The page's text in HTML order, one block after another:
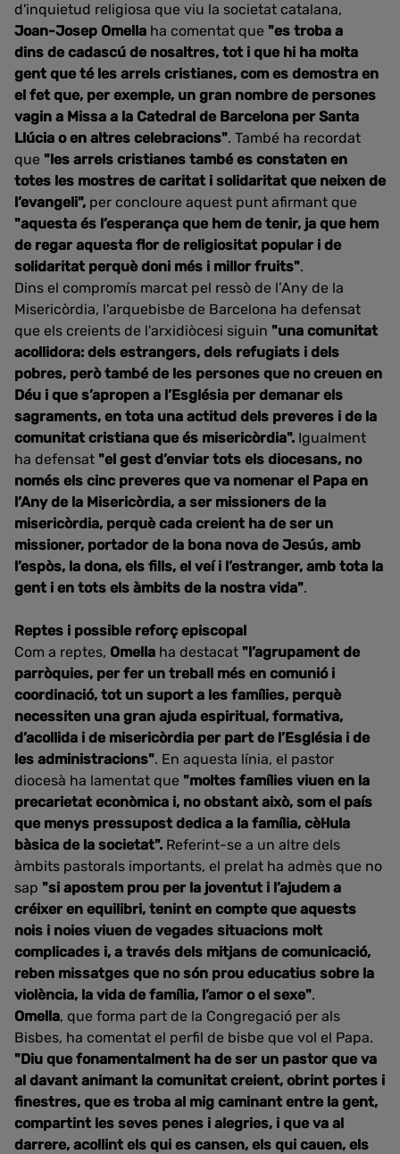
d'inquietud religiosa que viu la societat catalana,
Joan-Josep Omella ha comentat que "es troba a
dins de cadascú de nosaltres, tot i que hi ha molta
gent que té les arrels cristianes, com es demostra en
el fet que, per exemple, un gran nombre de persones
vagin a Missa a la Catedral de Barcelona per Santa
Llúcia o en altres celebracions". També ha recordat
que "les arrels cristianes també es constaten en
totes les mostres de caritat i solidaritat que neixen de
l’evangeli", per concloure aquest punt afirmant que
"aquesta és l’esperança que hem de tenir, ja que hem
de regar aquesta flor de religiositat popular i de
solidaritat perquè doni més i millor fruits".
Dins el compromís marcat pel ressò de l’Any de la
Misericòrdia, l'arquebisbe de Barcelona ha defensat
que els creients de l'arxidiòcesi siguin "una comunitat
acollidora: dels estrangers, dels refugiats i dels
pobres, però també de les persones que no creuen en
Déu i que s’apropen a l’Església per demanar els
sagraments, en tota una actitud dels preveres i de la
comunitat cristiana que és misericòrdia". Igualment
ha defensat "el gest d’enviar tots els diocesans, no
només els cinc preveres que va nomenar el Papa en
l’Any de la Misericòrdia, a ser missioners de la
misericòrdia, perquè cada creient ha de ser un
missioner, portador de la bona nova de Jesús, amb
l’espòs, la dona, els fills, el veí i l’estranger, amb tota la
gent i en tots els àmbits de la nostra vida".
Reptes i possible reforç episcopal
Com a reptes, Omella ha destacat "l’agrupament de
parròquies, per fer un treball més en comunió i
coordinació, tot un suport a les famílies, perquè
necessiten una gran ajuda espiritual, formativa,
d’acollida i de misericòrdia per part de l’Església i de
les administracions". En aquesta línia, el pastor
diocesà ha lamentat que "moltes famílies viuen en la
precarietat econòmica i, no obstant això, som el país
que menys pressupost dedica a la família, cèl·lula
bàsica de la societat". Referint-se a un altre dels
àmbits pastorals importants, el prelat ha admès que no
sap "si apostem prou per la joventut i l’ajudem a
créixer en equilibri, tenint en compte que aquests
nois i noies viuen de vegades situacions molt
complicades i, a través dels mitjans de comunicació,
reben missatges que no són prou educatius sobre la
violència, la vida de família, l’amor o el sexe".
Omella, que forma part de la Congregació per als
Bisbes, ha comentat el perfil de bisbe que vol el Papa.
"Diu que fonamentalment ha de ser un pastor que va
al davant animant la comunitat creient, obrint portes i
finestres, que es troba al mig caminant entre la gent,
compartint les seves penes i alegries, i que va al
darrere, acollint els qui es cansen, els qui cauen, els